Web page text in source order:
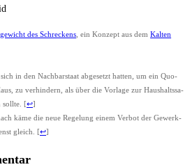
des Schre­ckens , ein Kon­zept aus dem Kal­ten
in den Nach­bar­staat abge­setzt hat­ten, um ein Quo­
zu ver­hin­dern, als über die Vor­la­ge zur Haus­halts­sa­
[↩]
käme die neue Rege­lung einem Ver­bot der Gewerk­
gleich. [↩]